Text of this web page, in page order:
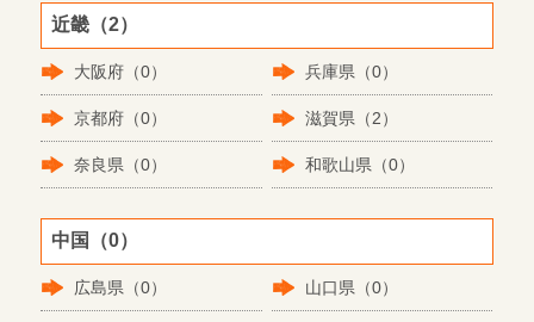
近畿（2）
大阪府（0） 兵庫県（0）
京都府（0） 滋賀県（2）
奈良県（0） 和歌山県（0）
中国（0）
広島県（0） 山口県（0）